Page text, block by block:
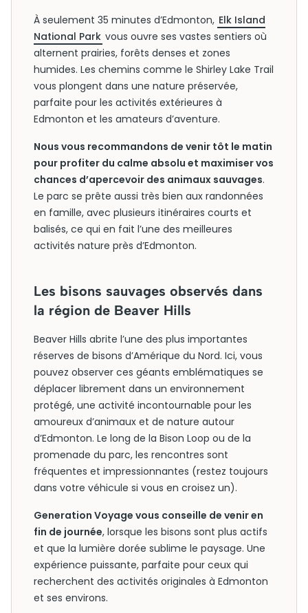
À seulement 35 minutes d’Edmonton, Elk Island
National Park vous ouvre ses vastes sentiers où
alternent prairies, forêts denses et zones
humides. Les chemins comme le Shirley Lake Trail
vous plongent dans une nature préservée,
parfaite pour les activités extérieures à
Edmonton et les amateurs d’aventure.
Nous vous recommandons de venir tôt le matin
pour profiter du calme absolu et maximiser vos
chances d’apercevoir des animaux sauvages.
Le parc se prête aussi très bien aux randonnées
en famille, avec plusieurs itinéraires courts et
balisés, ce qui en fait l’une des meilleures
activités nature près d’Edmonton.
Les bisons sauvages observés dans
la région de Beaver Hills
Beaver Hills abrite l’une des plus importantes
réserves de bisons d’Amérique du Nord. Ici, vous
pouvez observer ces géants emblématiques se
déplacer librement dans un environnement
protégé, une activité incontournable pour les
amoureux d’animaux et de nature autour
d’Edmonton. Le long de la Bison Loop ou de la
promenade du parc, les rencontres sont
fréquentes et impressionnantes (restez toujours
dans votre véhicule si vous en croisez un).
Generation Voyage vous conseille de venir en
fin de journée, lorsque les bisons sont plus actifs
et que la lumière dorée sublime le paysage. Une
expérience puissante, parfaite pour ceux qui
recherchent des activités originales à Edmonton
et ses environs.